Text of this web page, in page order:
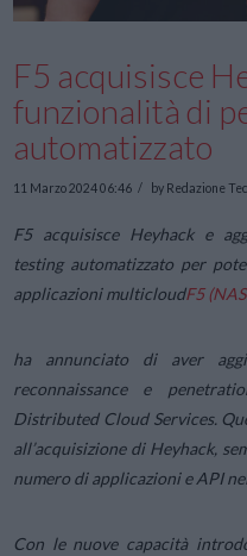
F5 acquisisce
funzionalità di
automatizzato
11 Marzo 2024 06:46 by Redazione
F5 acquisisce Heyhack e
testing automatizzato per
applicazioni multicloudF5
ha annunciato di aver
reconnaissance e
Distributed Cloud Services.
all’acquisizione di Heyhack,
numero di applicazioni e API
Con le nuove capacità